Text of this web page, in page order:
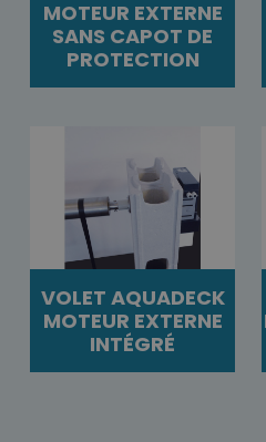
MOTEUR EXTERNE
SANS CAPOT DE
PROTECTION
VOLET AQUADECK
MOTEUR EXTERNE
INTÉGRÉ